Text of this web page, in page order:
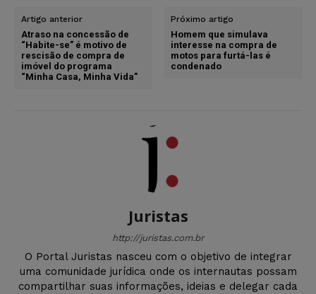
Artigo anterior
Atraso na concessão de
“Habite-se” é motivo de
rescisão de compra de
imóvel do programa
“Minha Casa, Minha Vida”
Próximo artigo
Homem que simulava
interesse na compra de
motos para furtá-las é
condenado
Juristas
http://juristas.com.br
O Portal Juristas nasceu com o objetivo de integrar
uma comunidade jurídica onde os internautas possam
compartilhar suas informações, ideias e delegar cada